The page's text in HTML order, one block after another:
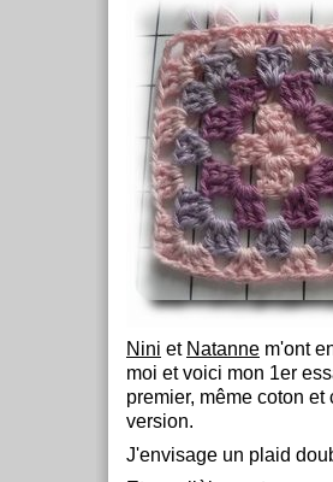
Nini et Natanne m'ont
moi et voici mon 1er
premier, même coton
version.
J'envisage un plaid